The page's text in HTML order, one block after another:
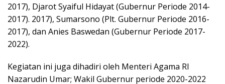
2017), Djarot Syaiful Hidayat (Gubernur Periode 2014-
2017). 2017), Sumarsono (Plt. Gubernur Periode 2016-
2017), dan Anies Baswedan (Gubernur Periode 2017-
2022).
Kegiatan ini juga dihadiri oleh Menteri Agama RI
Nazarudin Umar; Wakil Gubernur periode 2020-2022